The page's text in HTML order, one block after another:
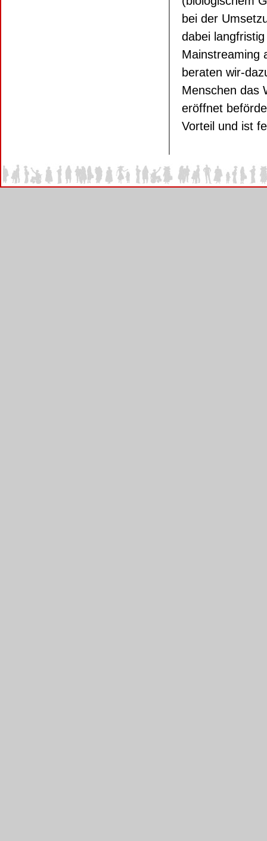
bei der
dabei
Mainstreaming
beraten wir-
Menschen das
eröffnet
Vorteil und ist